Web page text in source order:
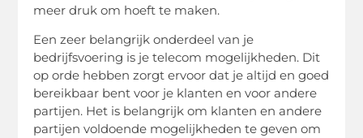
meer druk om hoeft te maken.
Een zeer belangrijk onderdeel van je
bedrijfsvoering is je telecom mogelijkheden. Dit
op orde hebben zorgt ervoor dat je altijd en goed
bereikbaar bent voor je klanten en voor andere
partijen. Het is belangrijk om klanten en andere
partijen voldoende mogelijkheden te geven om